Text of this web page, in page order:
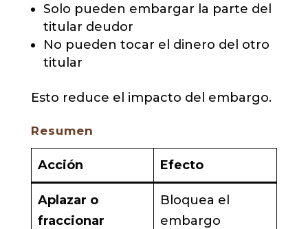
Solo pueden embargar la parte del
titular deudor
No pueden tocar el dinero del otro
titular
Esto reduce el impacto del embargo.
Resumen
Acción Efecto
Aplazar o
fraccionar
Bloquea el
embargo